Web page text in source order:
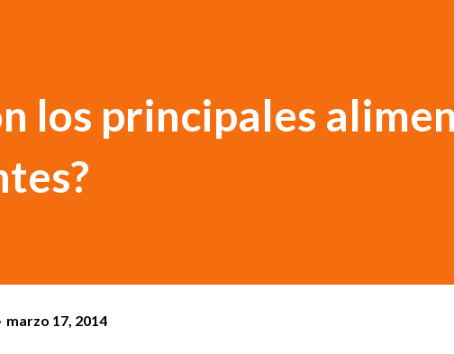
los principales
marzo 17, 2014